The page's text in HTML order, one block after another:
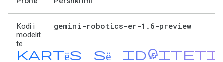
Kodi i
modelit
të
kartës së
gemini-robotics-er-1 . 6-preview